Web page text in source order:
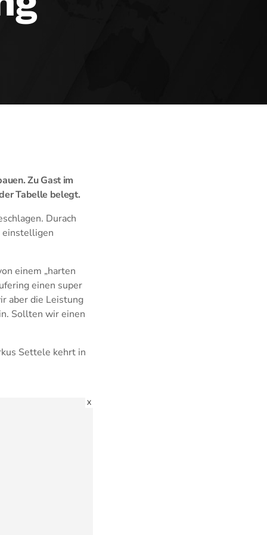
Zu Gast im
Tabelle belegt.
Durach
einstelligen
einem „harten
einen super
aber die Leistung
Sollten wir einen
Settele kehrt in
X